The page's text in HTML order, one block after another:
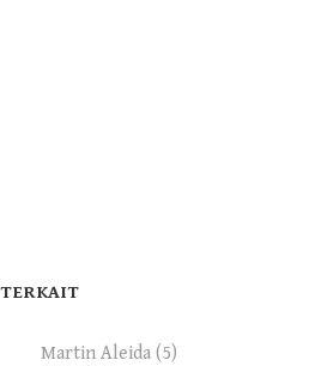
TERKAIT
Martin Aleida (5)